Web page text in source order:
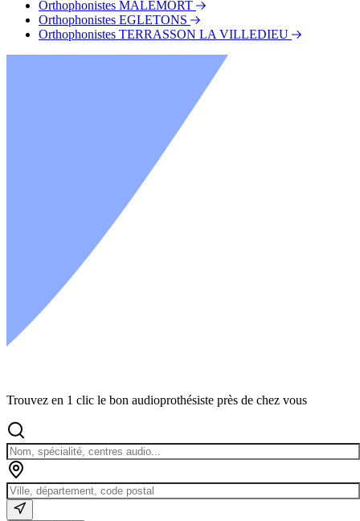
Orthophonistes MALEMORT
Orthophonistes EGLETONS
Orthophonistes TERRASSON LA VILLEDIEU
Trouvez en 1 clic le bon audioprothésiste près de chez vous